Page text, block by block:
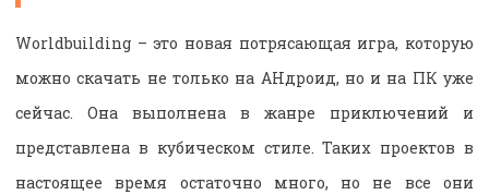
Worldbuilding – это новая потрясающая игра, которую
можно скачать не только на АНдроид, но и на ПК уже
сейчас. Она выполнена в жанре приключений и
представлена в кубическом стиле. Таких проектов в
настоящее время остаточно много, но не все они